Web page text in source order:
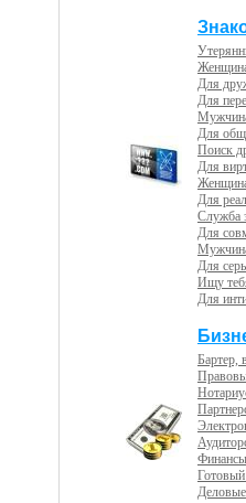
Для
Для
Для
Поиск
Для
Для
Служба
Для
Для
Ищу
Для
Бартер,
Готовый